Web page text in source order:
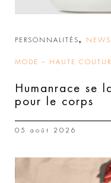
PERSONNALITÉS,
MODE – HAUTE
Humanrace se
pour le corps
05 août 2026